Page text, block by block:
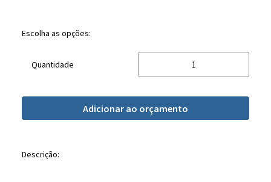
Adicionar ao orçamento
Quantidade
Escolha as opções:
Descrição: